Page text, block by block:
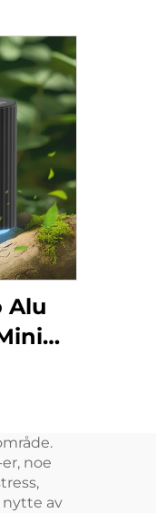
Alu
Car
noe
nytte av